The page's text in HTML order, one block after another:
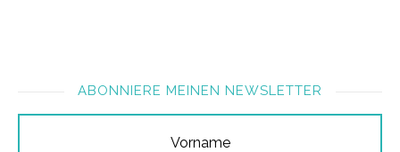
ABONNIERE MEINEN NEWSLETTER
Vorname